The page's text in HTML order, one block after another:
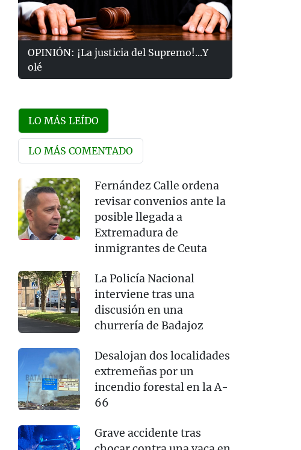
OPINIÓN: ¡La justicia del Supremo!...Y
olé
LO MÁS LEÍDO
LO MÁS COMENTADO
Fernández Calle ordena
revisar convenios ante la
posible llegada a
Extremadura de
inmigrantes de Ceuta
La Policía Nacional
interviene tras una
discusión en una
churrería de Badajoz
Desalojan dos localidades
extremeñas por un
incendio forestal en la A-
66
Grave accidente tras